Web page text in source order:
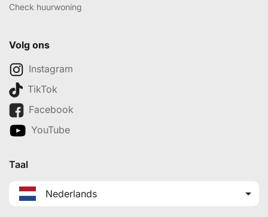
Check huurwoning
Volg ons
Instagram
TikTok
Facebook
YouTube
Taal
Nederlands